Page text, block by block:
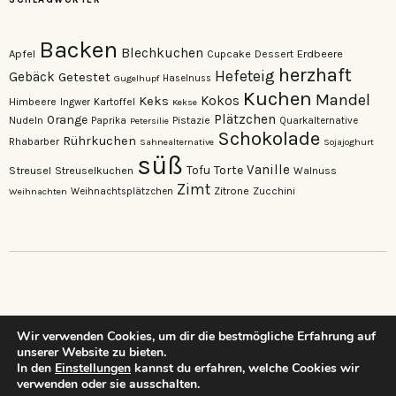
Apfel Backen Blechkuchen Cupcake Dessert Erdbeere
Gebäck Getestet Gugelhupf Haselnuss Hefeteig herzhaft
Himbeere Ingwer Kartoffel Keks Kekse Kokos Kuchen Mandel
Nudeln Orange Paprika Petersilie Pistazie Plätzchen Quarkalternative
Rhabarber Rührkuchen Sahnealternative Schokolade Sojajoghurt
Streusel Streuselkuchen süß Tofu Torte Vanille Walnuss
Weihnachten Weihnachtsplätzchen Zimt Zitrone Zucchini
…dein neuer Lieblings-Foodblog…
Wir verwenden Cookies, um dir die bestmögliche Erfahrung auf
unserer Website zu bieten.
In den Einstellungen kannst du erfahren, welche Cookies wir
verwenden oder sie ausschalten.